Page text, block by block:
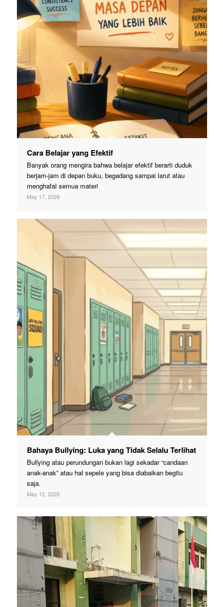
Cara Belajar yang Efektif
Banyak orang mengira bahwa belajar efektif berarti duduk
berjam-jam di depan buku, begadang sampai larut atau
menghafal semua materi
May 17, 2026
Bahaya Bullying: Luka yang Tidak Selalu Terlihat
Bullying atau perundungan bukan lagi sekadar “candaan
anak-anak” atau hal sepele yang bisa diabaikan begitu
saja.
May 12, 2026